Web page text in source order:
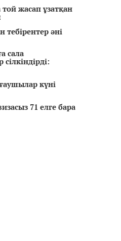
жасап ұзатқан
әні
сала
күні
71 елге бара